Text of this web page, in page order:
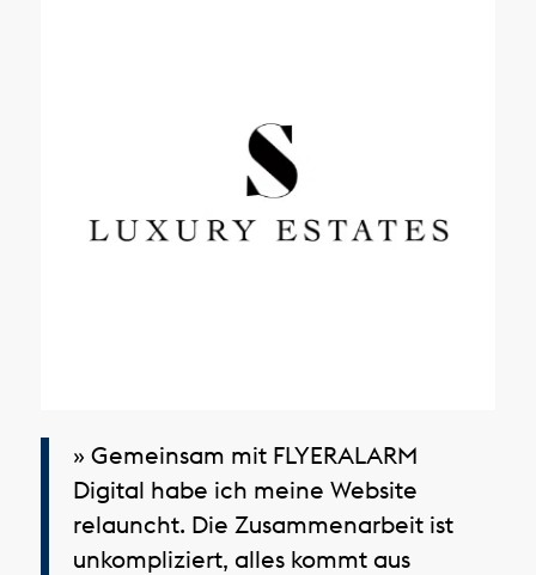
» Gemeinsam mit FLYERALARM
Digital habe ich meine Website
relauncht. Die Zusammenarbeit ist
unkompliziert, alles kommt aus